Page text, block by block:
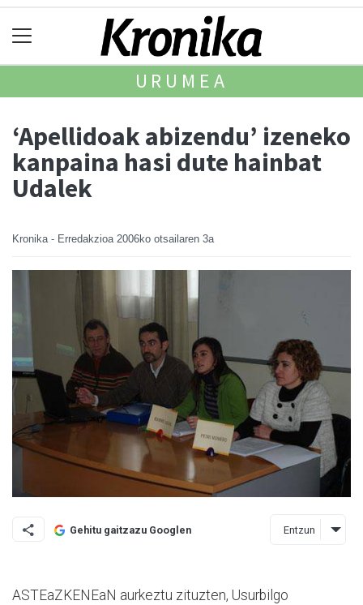
URUMEA
‘Apellidoak abizendu’ izeneko
kanpaina hasi dute hainbat
Udalek
Kronika - Erredakzioa 2006ko otsailaren 3a
Gehitu gaitzazu Googlen Entzun
ASTEaZKENEaN aurkeztu zituzten, Usurbilgo